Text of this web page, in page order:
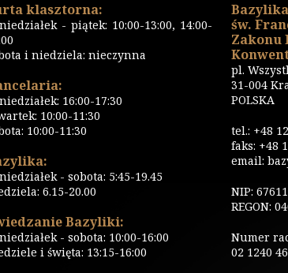
klasztorna:
- piątek: 10:00-13:00, 14:00-
i niedziela: nieczynna
16:00-17:30
10:00-11:30
10:00-11:30
- sobota: 5:45-19.45
6.15-20.00
Bazyliki:
- sobota: 10:00-16:00
i święta: 13:15-16:00
św.
Zakonu
pl.
31-004
POLSKA
tel.: +48
faks: +48
email:
NIP:
REGON:
Numer
02 1240